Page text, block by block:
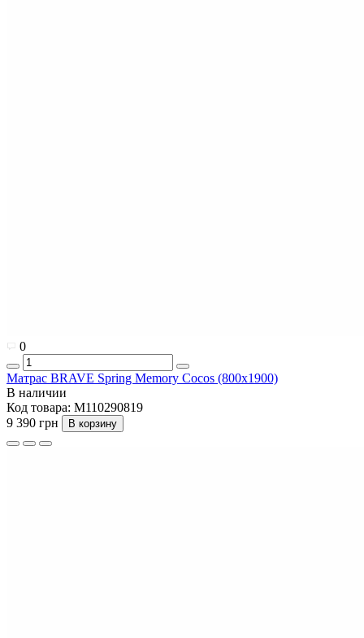
0
Матрас BRAVE Spring Memory Cocos (800x1900)
В наличии
Код товара: M110290819
9 390 грн
В корзину